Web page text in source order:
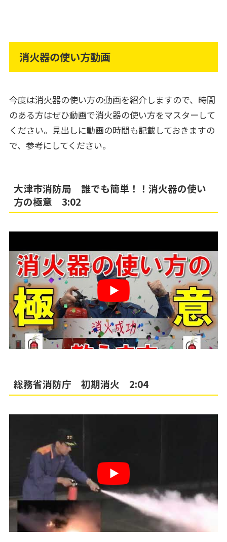
消火器の使い方動画
今度は消火器の使い方の動画を紹介しますので、時間
のある方はぜひ動画で消火器の使い方をマスターして
ください。見出しに動画の時間も記載しておきますの
で、参考にしてください。
大津市消防局 誰でも簡単！！消火器の使い
方の極意 3:02
総務省消防庁 初期消火 2:04